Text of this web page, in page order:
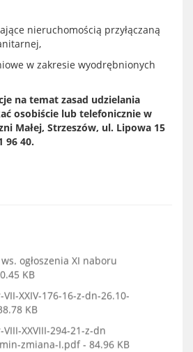
nieruchomością przyłączaną
w zakresie wyodrębnionych
na temat zasad udzielania
osobiście lub telefonicznie w
Małej, Strzeszów, ul. Lipowa 15
96 40.
ogłoszenia XI naboru
KB
XXIV-176-16-z-dn-26.10-
KB
XXVIII-294-21-z-dn
zmiana-I.pdf - 84.96 KB